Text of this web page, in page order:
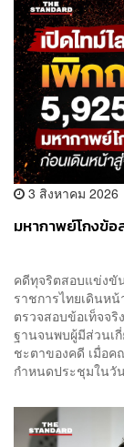
3 สิงหาคม 2026
มหากาพย์โกงข้
คดีทุจริตสอบแข่งขั
ราชการไทยเดินห
ตรวจสอบข้อเท็จจ
ฐานจนพบผู้มีส่วนเ
ชะตาของคดี เมื่อค
กำหนดประชุมในวั